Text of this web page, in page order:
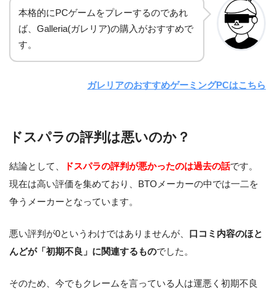
本格的にPCゲームをプレーするのであれ
ば、Galleria(ガレリア)の購入がおすすめで
す。
ガレリアのおすすめゲーミングPCはこちら
ドスパラの評判は悪いのか？
結論として、 ドスパラの評判が悪かったのは過去の話です。
現在は高い評価を集めており、BTOメーカーの中では一二を
争うメーカーとなっています。
悪い評判が0というわけではありませんが、 口コミ内容のほと
んどが「初期不良」に関連するものでした。
そのため、今でもクレームを言っている人は運悪く初期不良